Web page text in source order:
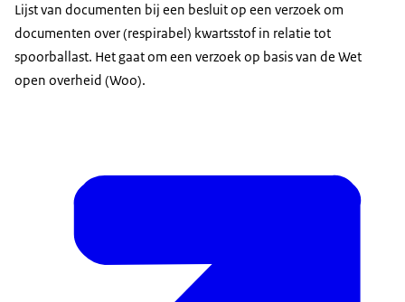
Lijst van documenten bij een besluit op een verzoek om
documenten over (respirabel) kwartsstof in relatie tot
spoorballast. Het gaat om een verzoek op basis van de Wet
open overheid (Woo).